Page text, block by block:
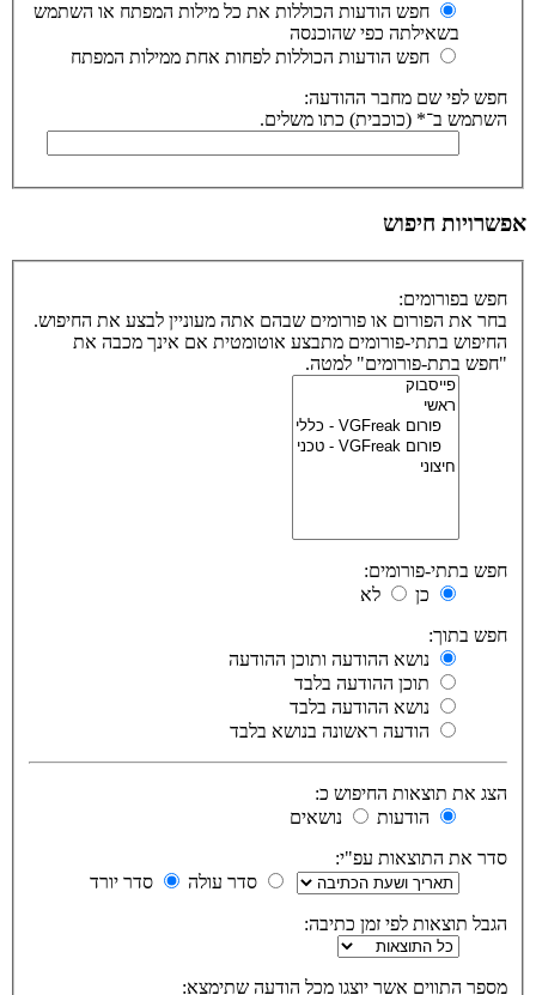
חפש הודעות הכוללות את כל מילות המפתח או השתמש
בשאילתה כפי שהוכנסה
חפש הודעות הכוללות לפחות אחת ממילות המפתח
חפש לפי שם מחבר ההודעה:
השתמש ב־* (כוכבית) כתו משלים.
אפשרויות חיפוש
חפש בפורומים:
בחר את הפורום או פורומים שבהם אתה מעוניין לבצע את החיפוש.
החיפוש בתתי-פורומים מתבצע אוטומטית אם אינך מכבה את
"חפש בתת-פורומים" למטה.
חפש בתתי-פורומים:
כן
לא
חפש בתוך:
נושא ההודעה ותוכן ההודעה
תוכן ההודעה בלבד
נושא ההודעה בלבד
הודעה ראשונה בנושא בלבד
הצג את תוצאות החיפוש כ:
הודעות
נושאים
סדר את התוצאות עפ"י:
סדר עולה
סדר יורד
הגבל תוצאות לפי זמן כתיבה:
מספר התווים אשר יוצגו מכל הודעה שתימצא: